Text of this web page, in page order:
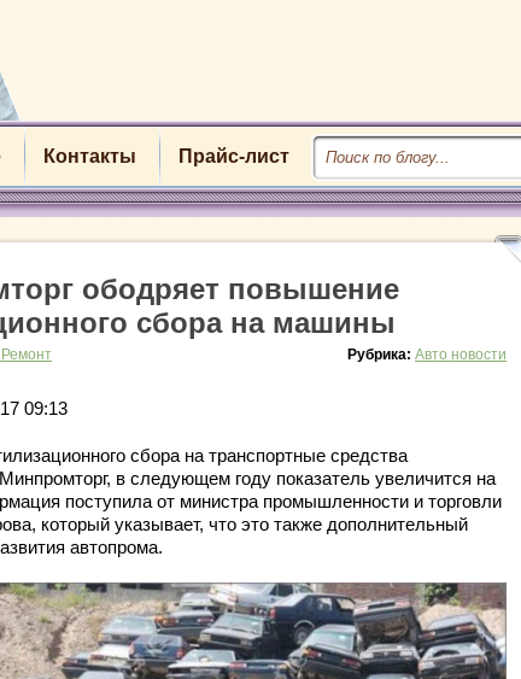
Контакты Прайс-лист
ободряет повышение
сбора на машины
Рубрика: Авто новости
09:13
сбора на транспортные средства
в следующем году показатель увеличится на
поступила от министра промышленности и торговли
который указывает, что это также дополнительный
автопрома.